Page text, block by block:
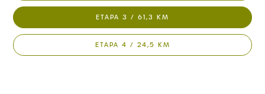
ETAPA 3 / 61,3 KM
ETAPA 4 / 24,5 KM